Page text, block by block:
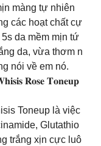
màng tự nhiên
các hoạt chất cự
da mềm mịn tứ
da, vừa thơm n
nói về em nó.
𝐑𝐨𝐬𝐞 𝐓𝐨𝐧𝐞𝐮𝐩
Toneup là việc
Glutathio
trắng xịn cực luô